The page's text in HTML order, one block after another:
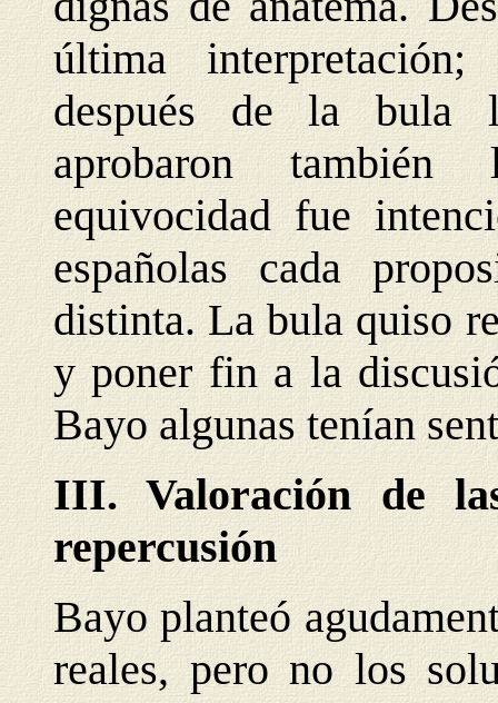
última
después de la bula
aprobaron
equivocidad fue
españolas cada
distinta. La bula quiso
y poner fin a la
Bayo algunas tenían
III. Valoración de
repercusión
Bayo planteó
reales, pero no los